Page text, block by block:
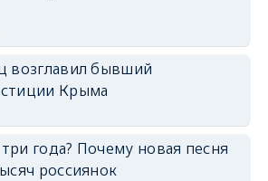
возглавил бывший
Крыма
года? Почему новая песня
россиянок